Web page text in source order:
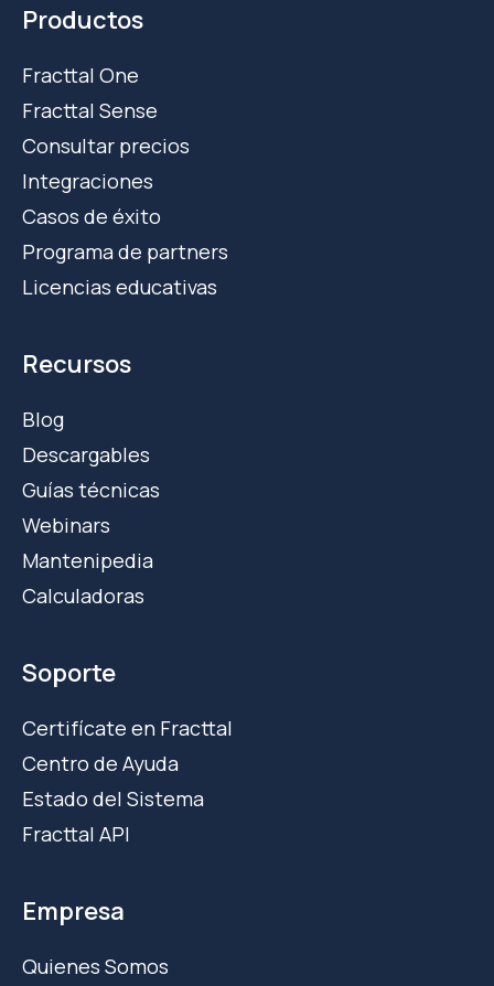
Productos
Fracttal One
Fracttal Sense
Consultar precios
Integraciones
Casos de éxito
Programa de partners
Licencias educativas
Recursos
Blog
Descargables
Guías técnicas
Webinars
Mantenipedia
Calculadoras
Soporte
Certifícate en Fracttal
Centro de Ayuda
Estado del Sistema
Fracttal API
Empresa
Quienes Somos